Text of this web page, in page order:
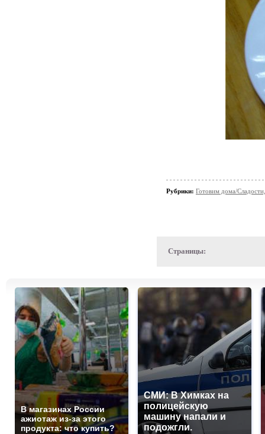
Рубрики: Готовим дома/
Страницы:
В магазинах России
ажиотаж из-за этого
продукта: что купить?
СМИ: В Химках на
полицейскую
машину напали и
подожгли.